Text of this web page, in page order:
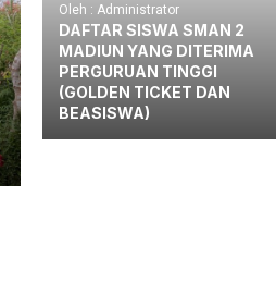
Oleh : Administrator
DAFTAR SISWA SMAN 2
MADIUN YANG DITERIMA
PERGURUAN TINGGI
(GOLDEN TICKET DAN
BEASISWA)